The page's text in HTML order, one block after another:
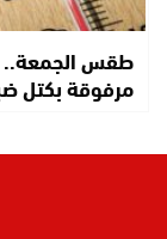
طقس الجمعة..
مرفوقة بكتل